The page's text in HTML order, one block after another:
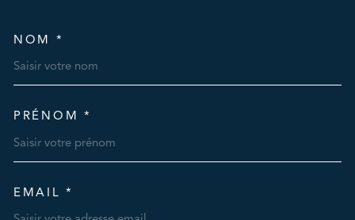
NOM *
PRÉNOM *
EMAIL *